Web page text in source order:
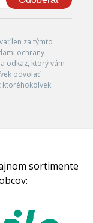
len za týmto
ochrany
odkaz, ktorý vám
odvolať
ktoréhokoľvek
sortimente